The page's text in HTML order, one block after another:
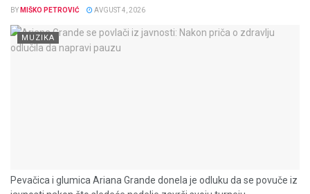
BY MIŠKO PETROVIĆ AVGUST 4, 2026
MUZIKA
Pevačica i glumica Ariana Grande donela je odluku da se povuče iz